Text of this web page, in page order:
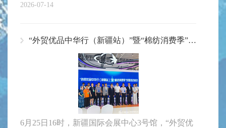
2026-07-14
“外贸优品中华行（新疆站）”暨“棉纺消费季”专题活动启动
6月25日16时，新疆国际会展中心3号馆，“外贸优